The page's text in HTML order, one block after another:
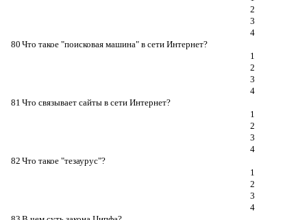
2
3
4
80 Что такое "поисковая машина" в сети Интернет?
1
2
3
4
81 Что связывает сайты в сети Интернет?
1
2
3
4
82 Что такое "тезаурус"?
1
2
3
4